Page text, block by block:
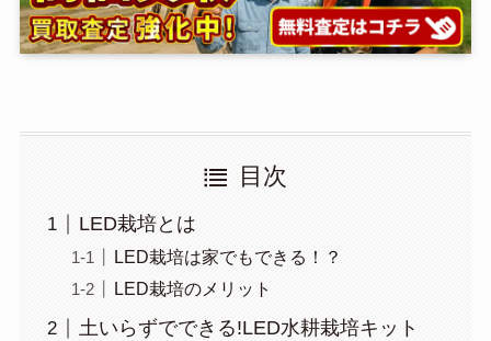
目次
LED栽培とは
LED栽培は家でもできる！？
LED栽培のメリット
土いらずでできる!LED水耕栽培キット